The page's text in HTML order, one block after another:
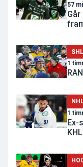
57
SHL
1
1
Ex-